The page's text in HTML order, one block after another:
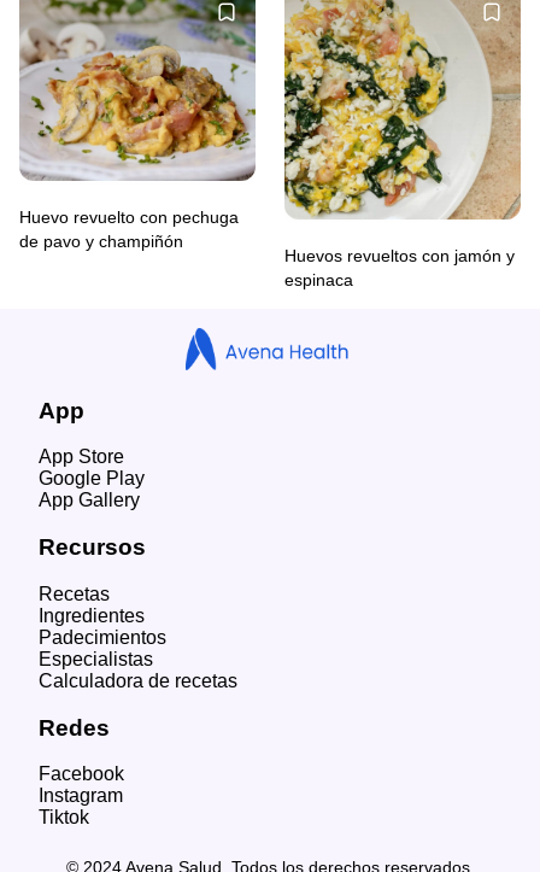
Huevo revuelto con pechuga
de pavo y champiñón
Huevos revueltos con jamón y
espinaca
App
App Store
Google Play
App Gallery
Recursos
Recetas
Ingredientes
Padecimientos
Especialistas
Calculadora de recetas
Redes
Facebook
Instagram
Tiktok
© 2024 Avena Salud. Todos los derechos reservados.